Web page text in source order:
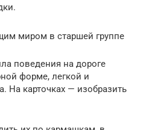
миром в старшей группе
поведения на дороге
форме, легкой и
На карточках — изобразить